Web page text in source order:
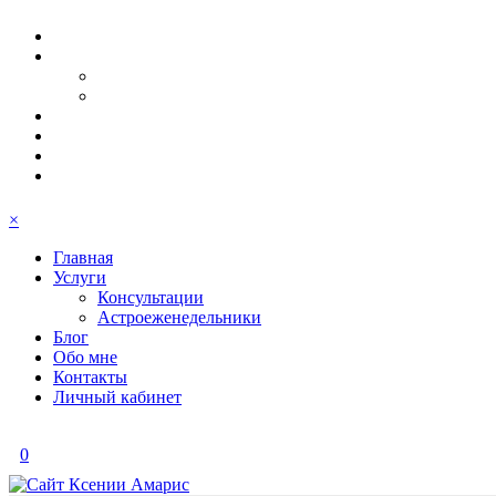
×
Главная
Услуги
Консультации
Астроеженедельники
Блог
Обо мне
Контакты
Личный кабинет
0